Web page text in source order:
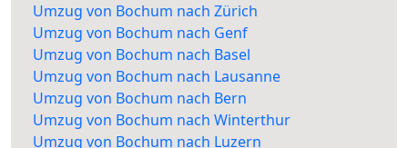
Umzug von Bochum nach Zürich
Umzug von Bochum nach Genf
Umzug von Bochum nach Basel
Umzug von Bochum nach Lausanne
Umzug von Bochum nach Bern
Umzug von Bochum nach Winterthur
Umzug von Bochum nach Luzern